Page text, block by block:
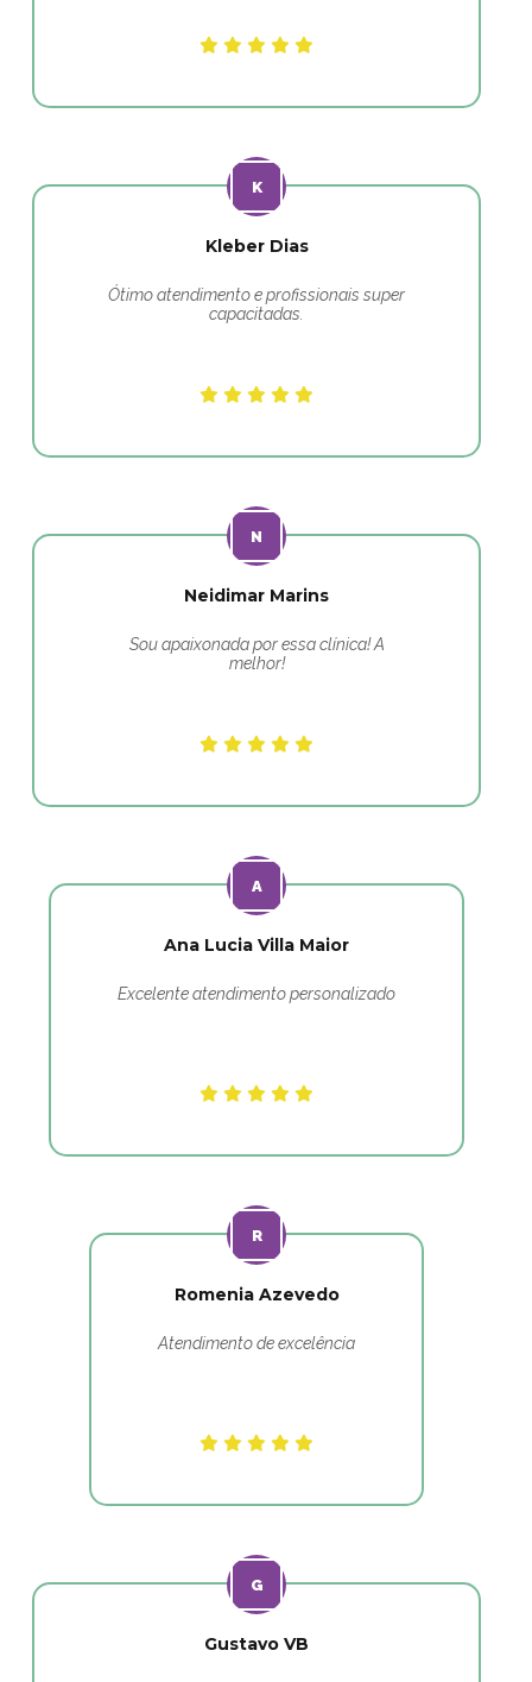
Kleber Dias
Ótimo atendimento e profissionais super
capacitadas.
Neidimar Marins
Sou apaixonada por essa clínica! A
melhor!
Ana Lucia Villa Maior
Excelente atendimento personalizado
Romenia Azevedo
Atendimento de excelência
Gustavo VB